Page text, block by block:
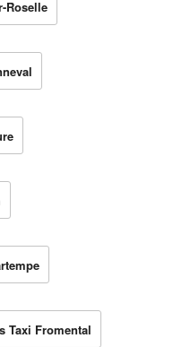
Roselle
Taxi Fromental